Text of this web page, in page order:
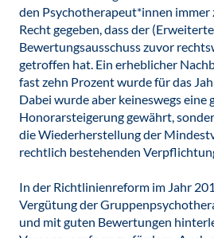
den Psychotherapeut*innen
Recht gegeben, dass der
Bewertungsausschuss zuvor
getroffen hat. Ein erheblicher
fast zehn Prozent wurde für das
Dabei wurde aber keineswegs eine
Honorarsteigerung gewährt,
die Wiederherstellung der
rechtlich bestehenden
In der Richtlinienreform im Jahr
Vergütung der
und mit guten Bewertungen